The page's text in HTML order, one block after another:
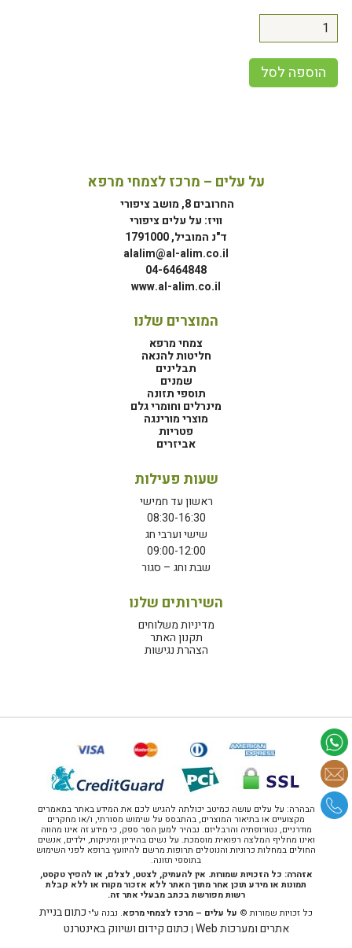
הוספה לסל
על עלים – מרכז לצמחי מרפא
החרובים 8, מושב ציפורי
וויז: על עלים ציפורי
ד"נ המוביל, 1791000
alalim@al-alim.co.il
04-6464848
www.al-alim.co.il
המוצרים שלנו
צמחי מרפא
חליטות להנאה
תבלינים
שמנים
תוספי תזונה
מינרלים וחומרי גלם
מוצרי מורינגה
פטריות
אביזרים
שעות פעילות
ראשון עד חמישי
08:30-16:30
שישי וערבי חג
09:00-12:00
שבת וחג – סגור
השירותים שלנו
מדיניות משלוחים
תקנון האתר
הצהרת נגישות
הבהרה: על עלים עושה כמיטב יכולתה להגיש לכם את המידע באתר במאמרים
מקצועיים או בתיאור המוצרים, בהתבסס על שימוש מסורתי, ו/או מחקרים
מודרניים, נטורופתיה והרבליזם. נבהיר למען הסר ספק, כי מידע זה אינו מהווה
ואינו מחליף המלצה רפואית מוסמכת. על נשים בהיריון ומיניקות, ילדים, אנשים
החולים במחלות כרוניות והנוטלים תרופות מרשם להיוועץ ברופא לפני השימוש
בתוספי תזונה.
אזהרה: כל הזכויות שמורות. אין להעתיק, לצטט, לצלם, או להפיץ טקסט,
תמונות או מידע תוכן אחר מתוך האתר ללא אזכור מקורו או ללא קבלת
רשות מפורשת בכתב מבעלי אתר זה.
כל זכויות שמורות © על עלים – מרכז לצמחי מרפא. נבנה ע"יכתום בניית
אתרים ומערכות Web
| כתום קידום ושיווק באינטרנט